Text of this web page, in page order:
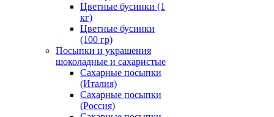
Цветные бусинки (1
кг)
Цветные бусинки
(100 гр)
Посыпки и украшения
шоколадные и сахаристые
Сахарные посыпки
(Италия)
Сахарные посыпки
(Россия)